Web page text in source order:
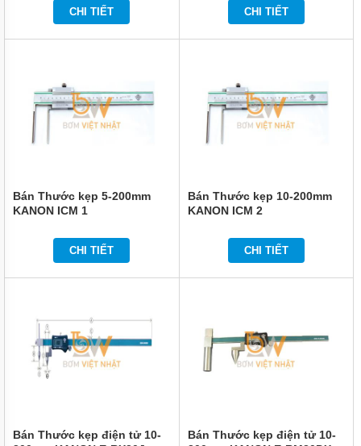
CHI TIẾT CHI TIẾT
Bán Thước kẹp 5-200mm
KANON ICM 1
CHI TIẾT
Bán Thước kẹp 10-200mm
KANON ICM 2
CHI TIẾT
Bán Thước kẹp điện tử 10-
Bán Thước kẹp điện tử 10-